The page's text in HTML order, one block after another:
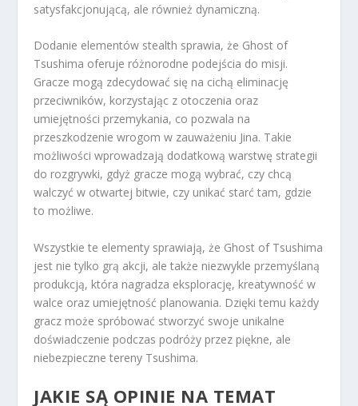
satysfakcjonującą, ale również dynamiczną.
Dodanie elementów stealth sprawia, że Ghost of
Tsushima oferuje różnorodne podejścia do misji.
Gracze mogą zdecydować się na cichą eliminację
przeciwników, korzystając z otoczenia oraz
umiejętności przemykania, co pozwala na
przeszkodzenie wrogom w zauważeniu Jina. Takie
możliwości wprowadzają dodatkową warstwę strategii
do rozgrywki, gdyż gracze mogą wybrać, czy chcą
walczyć w otwartej bitwie, czy unikać starć tam, gdzie
to możliwe.
Wszystkie te elementy sprawiają, że Ghost of Tsushima
jest nie tylko grą akcji, ale także niezwykle przemyślaną
produkcją, która nagradza eksplorację, kreatywność w
walce oraz umiejętność planowania. Dzięki temu każdy
gracz może spróbować stworzyć swoje unikalne
doświadczenie podczas podróży przez piękne, ale
niebezpieczne tereny Tsushima.
JAKIE SĄ OPINIE NA TEMAT